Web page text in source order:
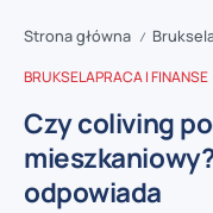
Strona główna /
BRUKSELAPRACA I FINANSE
Czy coliving
odpowiada